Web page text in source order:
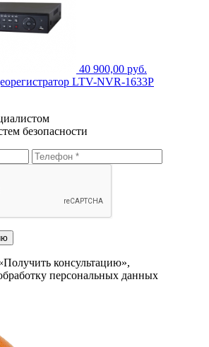
40 900,00 руб.
LTV-NVR-1633P
безопасности
консультацию»,
персональных данных